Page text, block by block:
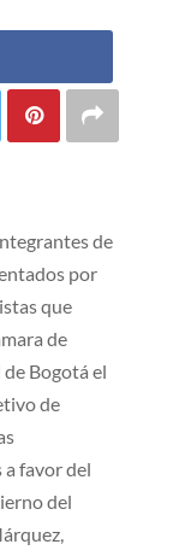
de
por
que
de
Bogotá el
de
favor del
del